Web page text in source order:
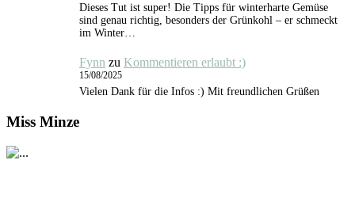
Dieses Tut ist super! Die Tipps für winterharte Gemüse
sind genau richtig, besonders der Grünkohl – er schmeckt
im Winter…
Fynn zu Kommentieren erlaubt :)
15/08/2025
Vielen Dank für die Infos :) Mit freundlichen Grüßen
Miss Minze